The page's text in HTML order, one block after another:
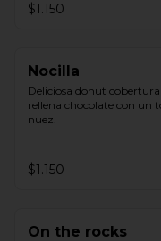
$1.150
Nocilla
Deliciosa donut
rellena chocolate con un
nuez.
$1.150
On the rocks